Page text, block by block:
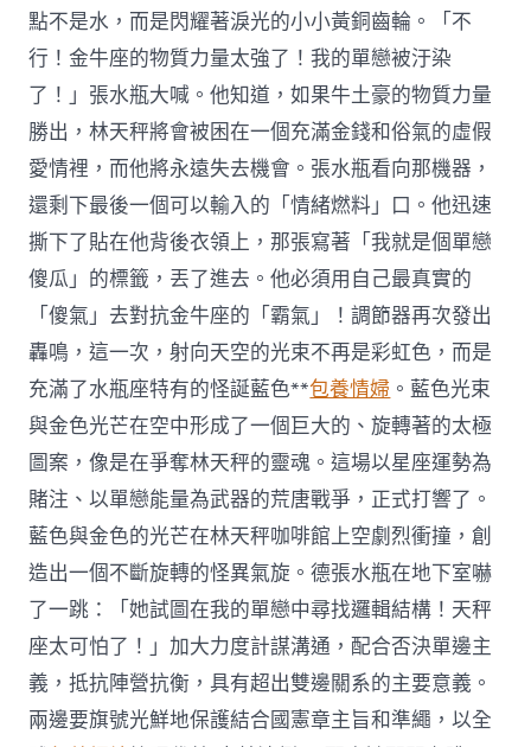
點不是水，而是閃耀著淚光的小小黃銅齒輪。「不
行！金牛座的物質力量太強了！我的單戀被汙染
了！」張水瓶大喊。他知道，如果牛土豪的物質力量
勝出，林天秤將會被困在一個充滿金錢和俗氣的虛假
愛情裡，而他將永遠失去機會。張水瓶看向那機器，
還剩下最後一個可以輸入的「情緒燃料」口。他迅速
撕下了貼在他背後衣領上，那張寫著「我就是個單戀
傻瓜」的標籤，丟了進去。他必須用自己最真實的
「傻氣」去對抗金牛座的「霸氣」！調節器再次發出
轟鳴，這一次，射向天空的光束不再是彩虹色，而是
充滿了水瓶座特有的怪誕藍色**包養情婦 。藍色光束
與金色光芒在空中形成了一個巨大的、旋轉著的太極
圖案，像是在爭奪林天秤的靈魂。這場以星座運勢為
賭注、以單戀能量為武器的荒唐戰爭，正式打響了。
藍色與金色的光芒在林天秤咖啡館上空劇烈衝撞，創
造出一個不斷旋轉的怪異氣旋。德張水瓶在地下室嚇
了一跳：「她試圖在我的單戀中尋找邏輯結構！天秤
座太可怕了！」加大力度計謀溝通，配合否決單邊主
義，抵抗陣營抗衡，具有超出雙邊關系的主要意義。
兩邊要旗號光鮮地保護結合國憲章主旨和準繩，以全